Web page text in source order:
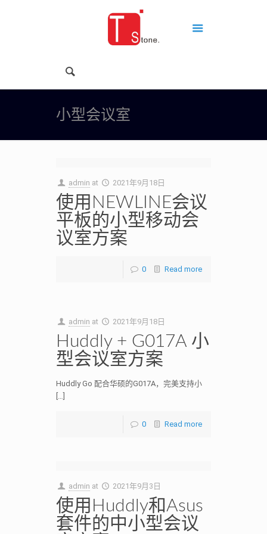
小型会议室
admin at 2021年9月18日
使用NEWLINE会议
平板的小型移动会
议室方案
0 Read more
admin at 2021年9月18日
Huddly + G017A 小
型会议室方案
Huddly Go 配合华硕的G017A，完美支持小
[…]
0 Read more
admin at 2021年9月3日
使用Huddly和Asus
套件的中小型会议